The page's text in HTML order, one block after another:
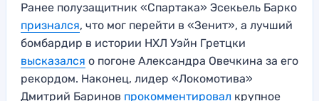
Ранее полузащитник «Спартака» Эсекьель Барко
признался, что мог перейти в «Зенит», а лучший
бомбардир в истории НХЛ Уэйн Гретцки
высказался о погоне Александра Овечкина за его
рекордом. Наконец, лидер «Локомотива»
Дмитрий Баринов прокомментировал крупное